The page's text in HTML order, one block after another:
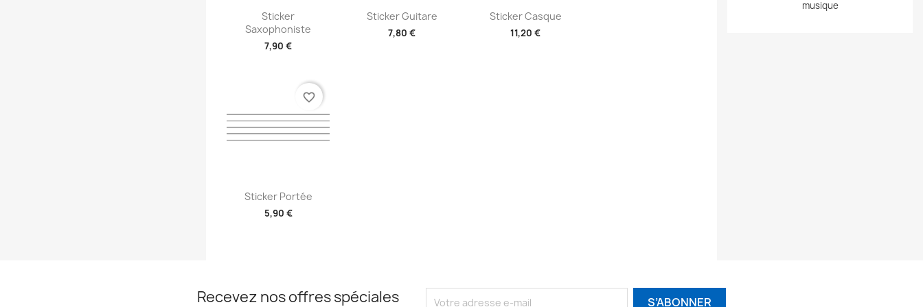
Aperçu rapide
+2
Sticker
Saxophoniste
7,90 €
Aperçu rapide
Sticker Guitare
7,80 €
Aperçu rapide
Sticker Casque
11,20 €
Aperçu rapide
Sticker Portée
5,90 €
favorite_border
musique
Recevez nos offres spéciales